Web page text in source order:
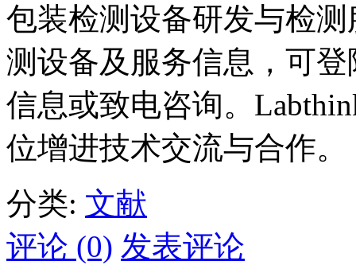
包装检测设备研发与检
测设备及服务信息，可
信息或致电咨询。
位增进技术交流与合作。
分类: 文献
评论 (0) 发表评论